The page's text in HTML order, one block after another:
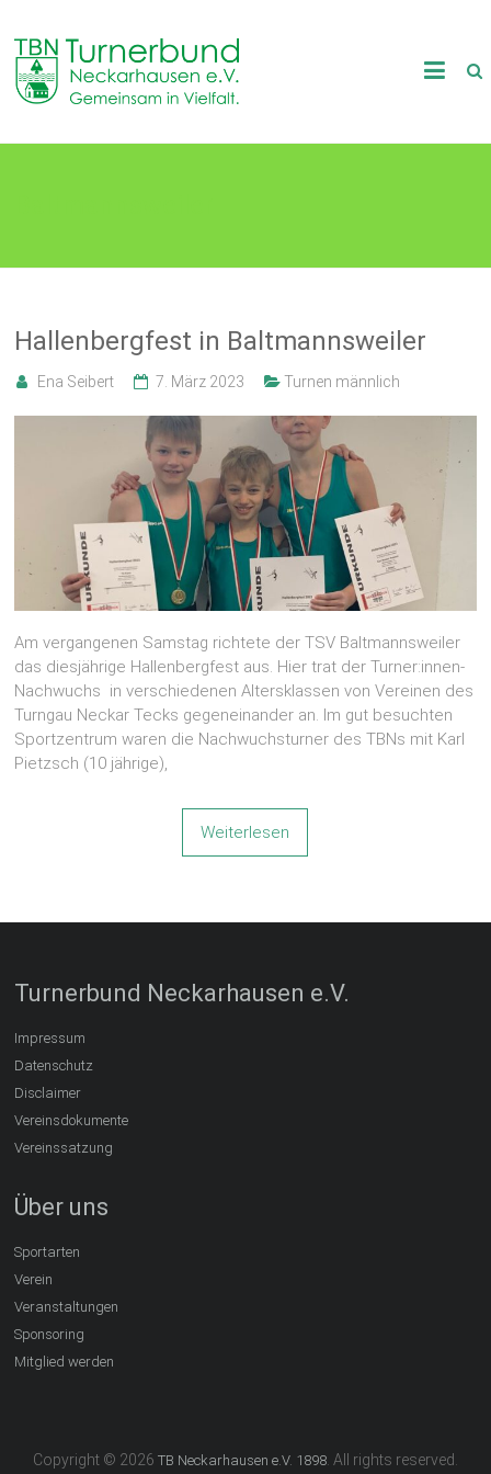
content
TB
Neckarhausen
in
Hallenbergfest in Baltmannsweiler
Ena Seibert 7. März 2023 Turnen männlich
Am vergangenen Samstag richtete der TSV Baltmannsweiler
das diesjährige Hallenbergfest aus. Hier trat der Turner:innen-
Nachwuchs in verschiedenen Altersklassen von Vereinen des
Turngau Neckar Tecks gegeneinander an. Im gut besuchten
Sportzentrum waren die Nachwuchsturner des TBNs mit Karl
Pietzsch (10 jährige),
Weiterlesen
Turnerbund Neckarhausen e.V.
Impressum
Datenschutz
Disclaimer
Vereinsdokumente
Vereinssatzung
Über uns
Sportarten
Verein
Veranstaltungen
Sponsoring
Mitglied werden
Copyright © 2026 TB Neckarhausen e.V. 1898. All rights reserved.